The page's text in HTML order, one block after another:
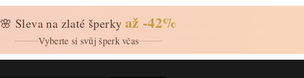
🌸 Sleva na zlaté šperky až -42%
Vyberte si svůj šperk včas